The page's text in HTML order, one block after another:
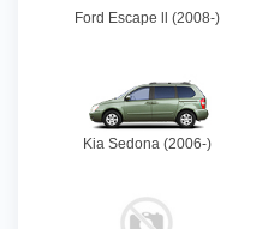
Ford Escape ll (2008-)
Kia Sedona (2006-)